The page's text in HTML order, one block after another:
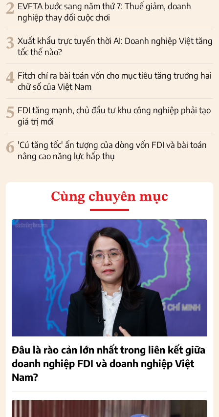
2 EVFTA bước sang năm thứ 7: Thuế giảm, doanh
nghiệp thay đổi cuộc chơi
3 Xuất khẩu trực tuyến thời AI: Doanh nghiệp Việt tăng
tốc thế nào?
4 Fitch chỉ ra bài toán vốn cho mục tiêu tăng trưởng hai
chữ số của Việt Nam
5 FDI tăng mạnh, chủ đầu tư khu công nghiệp phải tạo
giá trị mới
6 'Cú tăng tốc' ấn tượng của dòng vốn FDI và bài toán
nâng cao năng lực hấp thụ
Cùng chuyên mục
Đâu là rào cản lớn nhất trong liên kết giữa
doanh nghiệp FDI và doanh nghiệp Việt
Nam?